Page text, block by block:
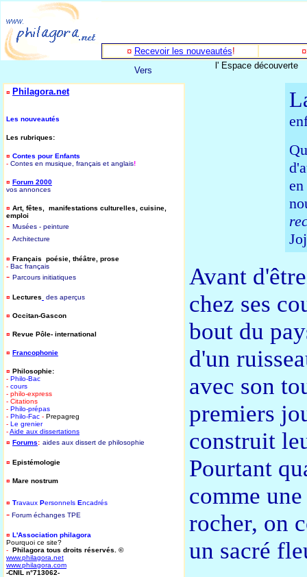
¤ Recevoir les nouveautés!
Vers
l' Espace découverte
¤ Philagora.net
Les nouveautés
Les rubriques:
¤ Contes pour Enfants
- Contes en musique, français et anglais!
¤ Forum 2000
vos annonces
¤ Art, fêtes, manifestations culturelles, cuisine,
emploi
- Musées - peinture
- Architecture
¤ Français poésie, théâtre, prose
- Bac français
- Parcours initiatiques
¤ Lectures des aperçus
¤ Occitan-Gascon
¤ Revue Pôle- international
¤ Francophonie
¤ Philosophie:
- Philo-Bac
- cours
- philo-express
- Citations
- Philo-prépas
- Philo-Fac - Prepagreg
- Le grenier
-Aide aux dissertations
¤ Forums: aides aux dissert de philosophie
¤ Epistémologie
¤ Mare nostrum
¤ Travaux Personnels Encadrés
- Forum échanges TPE
¤ L'Association philagora
Pourquoi ce site?
- Philagora tous droits réservés. ©
www.philagora.net
www.philagora.com
-CNIL n°713062-
Avant
chez ses
bout du
d'un
avec son
premiers
construit
Pourtant
comme
rocher, on
un sacré